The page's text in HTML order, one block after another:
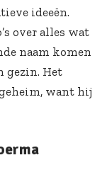
ideeën.
over alles wat
naam komen
gezin. Het
want hij